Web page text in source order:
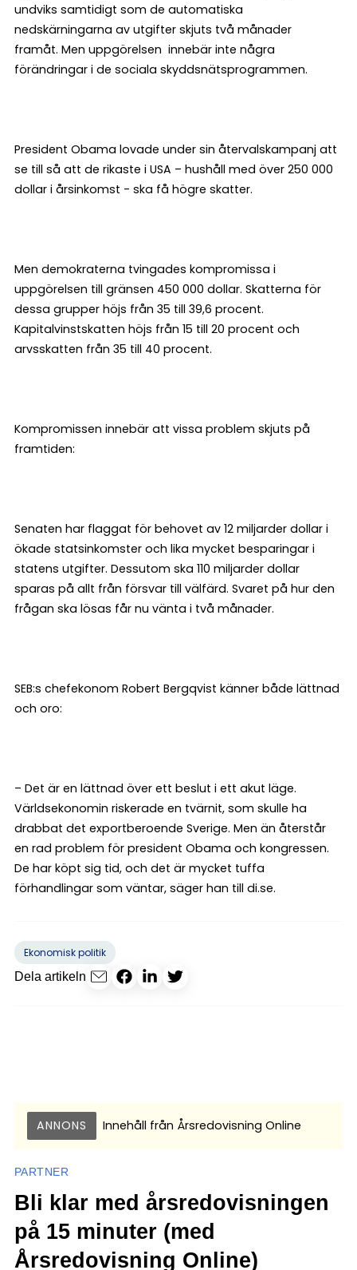
undviks samtidigt som de automatiska
nedskärningarna av utgifter skjuts två månader
framåt. Men uppgörelsen innebär inte några
förändringar i de sociala skyddsnätsprogrammen.
President Obama lovade under sin återvalskampanj att
se till så att de rikaste i USA – hushåll med över 250 000
dollar i årsinkomst - ska få högre skatter.
Men demokraterna tvingades kompromissa i
uppgörelsen till gränsen 450 000 dollar. Skatterna för
dessa grupper höjs från 35 till 39,6 procent.
Kapitalvinstskatten höjs från 15 till 20 procent och
arvsskatten från 35 till 40 procent.
Kompromissen innebär att vissa problem skjuts på
framtiden:
Senaten har flaggat för behovet av 12 miljarder dollar i
ökade statsinkomster och lika mycket besparingar i
statens utgifter. Dessutom ska 110 miljarder dollar
sparas på allt från försvar till välfärd. Svaret på hur den
frågan ska lösas får nu vänta i två månader.
SEB:s chefekonom Robert Bergqvist känner både lättnad
och oro:
– Det är en lättnad över ett beslut i ett akut läge.
Världsekonomin riskerade en tvärnit, som skulle ha
drabbat det exportberoende Sverige. Men än återstår
en rad problem för president Obama och kongressen.
De har köpt sig tid, och det är mycket tuffa
förhandlingar som väntar, säger han till di.se.
Ekonomisk politik
Dela artikeln
ANNONS Innehåll från Årsredovisning Online
PARTNER
Bli klar med årsredovisningen
på 15 minuter (med
Årsredovisning Online)